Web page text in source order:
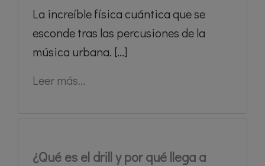
La increíble física cuántica que se
esconde tras las percusiones de la
música urbana. [...]
Leer más...
¿Qué es el drill y por qué llega a